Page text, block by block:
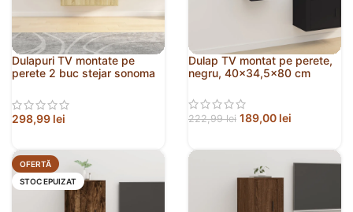
Dulapuri TV montate pe
perete 2 buc stejar sonoma
298,99 lei
Dulap TV montat pe perete,
negru, 40×34,5×80 cm
222,99lei 189,00 lei
OFERTĂ
STOC EPUIZAT